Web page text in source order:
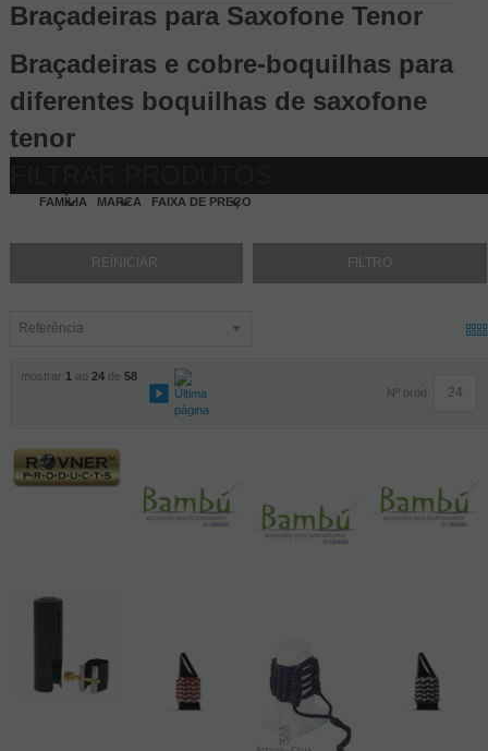
Braçadeiras para Saxofone Tenor
Braçadeiras e cobre-boquilhas para
diferentes boquilhas de saxofone
tenor
FAMÍLIA MARCA FAIXA DE PREÇO
mostrar 1 ao 24de 58
Nº prod.